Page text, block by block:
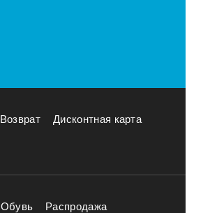
Возврат Дисконтная карта
Обувь Распродажа